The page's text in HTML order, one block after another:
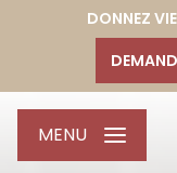
DONNEZ
MENU